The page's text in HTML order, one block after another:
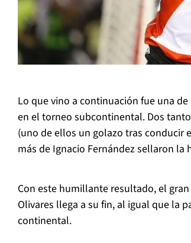
Lo que vino a continuación fue una
en el torneo subcontinental. Dos
(uno de ellos un golazo tras conducir
más de Ignacio Fernández sellaron la
Con este humillante resultado, el
Olivares llega a su fin, al igual que la
continental.